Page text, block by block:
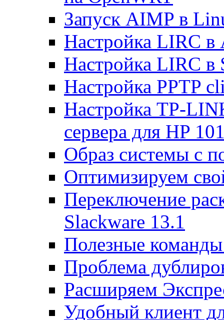
Запуск AIMP в
Настройка LIRC
Настройка LIRC
Настройка PPTP
Настройка TP-
сервера для HP
Образ системы с
Оптимизируем
Переключение
Slackware 13.1
Полезные
Проблема
Расширяем
Удобный клиент